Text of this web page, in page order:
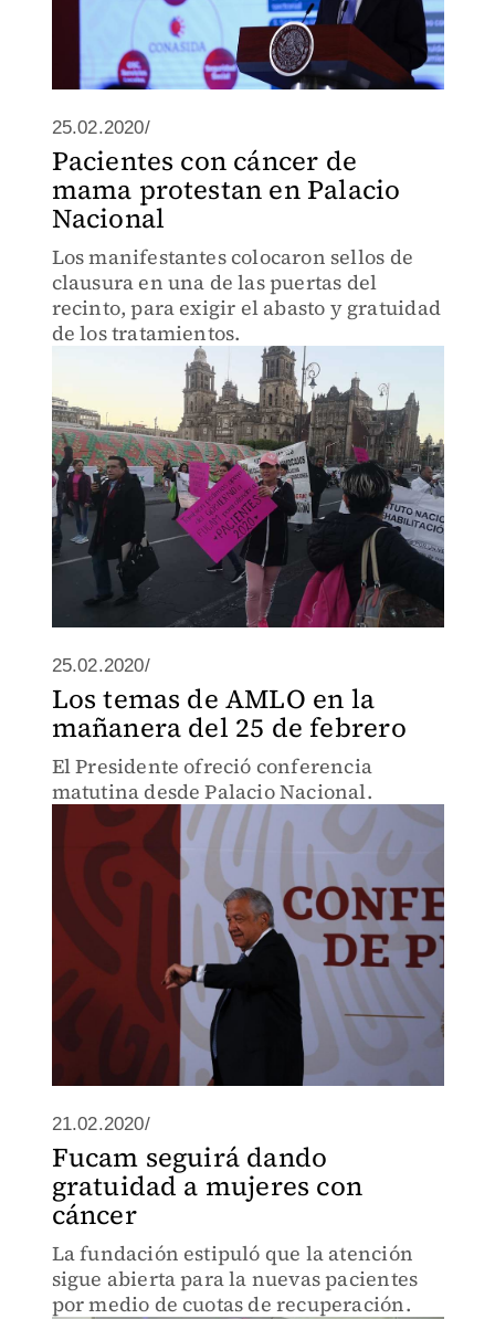
25.02.2020/
Pacientes con cáncer de
mama protestan en Palacio
Nacional
Los manifestantes colocaron sellos de
clausura en una de las puertas del
recinto, para exigir el abasto y gratuidad
de los tratamientos.
25.02.2020/
Los temas de AMLO en la
mañanera del 25 de febrero
El Presidente ofreció conferencia
matutina desde Palacio Nacional.
21.02.2020/
Fucam seguirá dando
gratuidad a mujeres con
cáncer
La fundación estipuló que la atención
sigue abierta para la nuevas pacientes
por medio de cuotas de recuperación.